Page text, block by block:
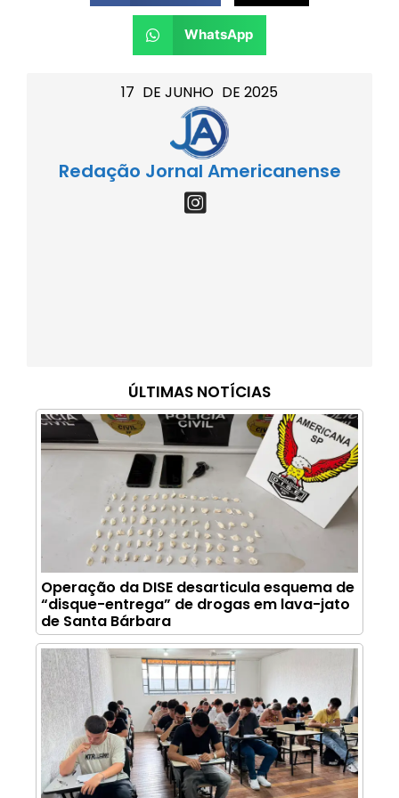
17 DE JUNHO DE 2025
Redação Jornal Americanense
ÚLTIMAS NOTÍCIAS
Operação da DISE desarticula esquema de
“disque-entrega” de drogas em lava-jato
de Santa Bárbara
WhatsApp